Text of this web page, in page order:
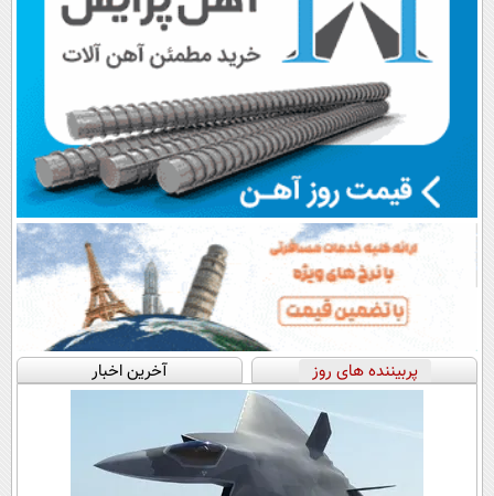
پربیننده های روز آخرین اخبار